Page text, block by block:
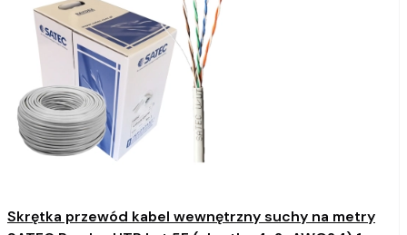
Skrętka przewód kabel wewnętrzny suchy na metry